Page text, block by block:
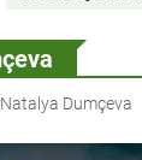
Dumçeva